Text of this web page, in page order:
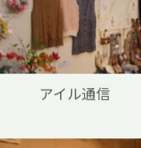
アイル通信